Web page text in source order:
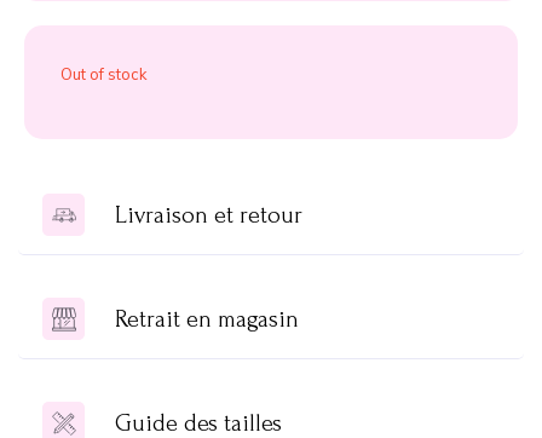
Out of stock
Livraison et retour
Retrait en magasin
Guide des tailles